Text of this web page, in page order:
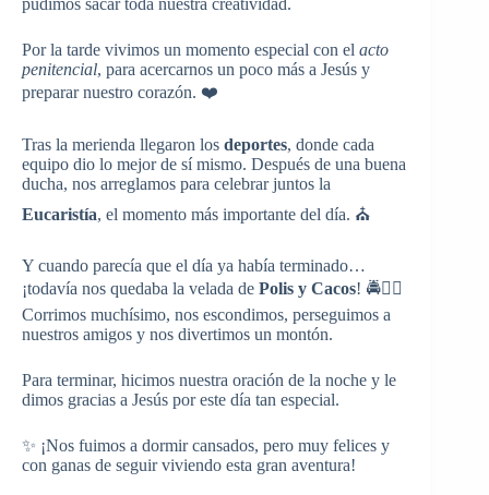
Por la tarde vivimos un momento especial con el acto
penitencial, para acercarnos un poco más a Jesús y
preparar nuestro corazón. ❤️
Tras la merienda llegaron los deportes, donde cada
equipo dio lo mejor de sí mismo. Después de una buena
ducha, nos arreglamos para celebrar juntos la
Eucaristía, el momento más importante del día. ⛪
Y cuando parecía que el día ya había terminado…
¡todavía nos quedaba la velada de Polis y Cacos! 🚔🏃‍♂️
Corrimos muchísimo, nos escondimos, perseguimos a
nuestros amigos y nos divertimos un montón.
Para terminar, hicimos nuestra oración de la noche y le
dimos gracias a Jesús por este día tan especial.
✨ ¡Nos fuimos a dormir cansados, pero muy felices y
con ganas de seguir viviendo esta gran aventura!